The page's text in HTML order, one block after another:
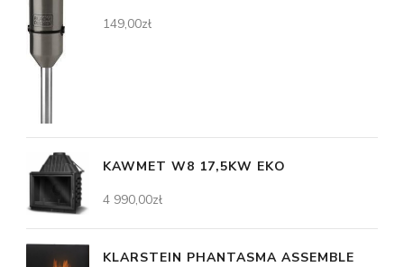
149,00zł
KAWMET W8 17,5KW EKO
4 990,00zł
KLARSTEIN PHANTASMA ASSEMBLE